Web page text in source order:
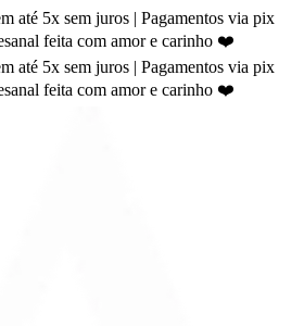
até 5x sem juros | Pagamentos via pix
feita com amor e carinho ❤️
até 5x sem juros | Pagamentos via pix
feita com amor e carinho ❤️